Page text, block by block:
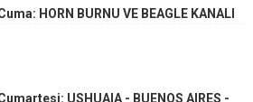
HORN BURNU VE BEAGLE KANALI
USHUAIA - BUENOS AIRES -